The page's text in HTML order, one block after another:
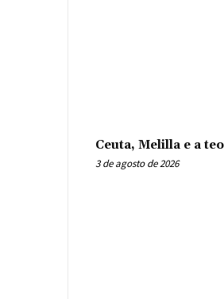
Ceuta, Melilla e a
3 de agosto de 2026